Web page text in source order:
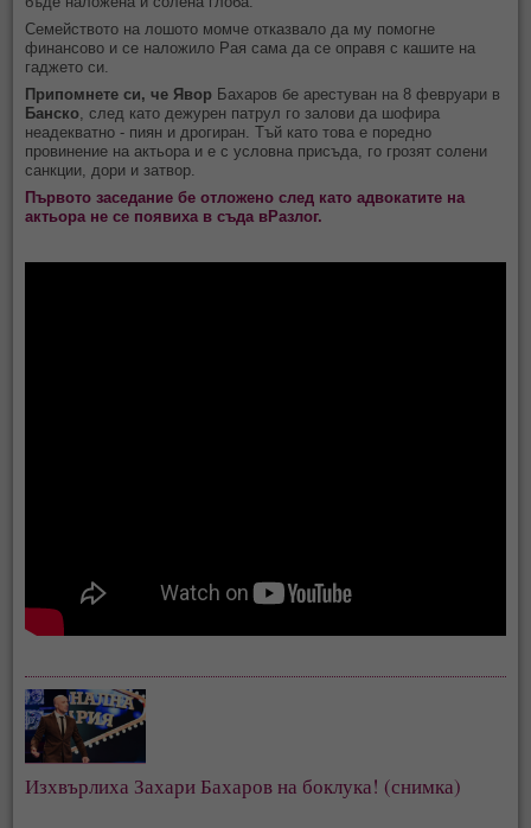
Семейството на лошото момче отказвало да му помогне
финансово и се наложило Рая сама да се оправя с кашите на
гаджето си.
Припомнете си, че Явор Бахаров бе арестуван на 8 февруари в
Банско , след като дежурен патрул го залови да шофира
неадекватно - пиян и дрогиран. Тъй като това е поредно
провинение на актьора и е с условна присъда, го грозят солени
санкции, дори и затвор.
Първото заседание бе отложено след като адвокатите на
актьора не се появиха в съда вРазлог.
Изхвърлиха Захари Бахаров на боклука! (снимка)